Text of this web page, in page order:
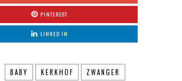
PINTEREST
LINKED IN
BABY KERKHOF ZWANGER